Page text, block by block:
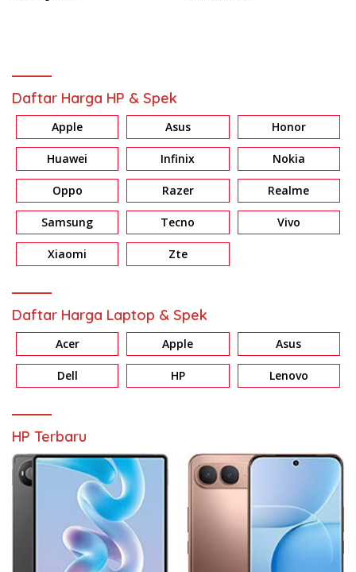
Daftar Harga HP & Spek
Apple Asus Honor
Huawei Infinix Nokia
Oppo Razer Realme
Samsung Tecno Vivo
Xiaomi Zte
Daftar Harga Laptop & Spek
Acer Apple Asus
Dell HP Lenovo
HP Terbaru